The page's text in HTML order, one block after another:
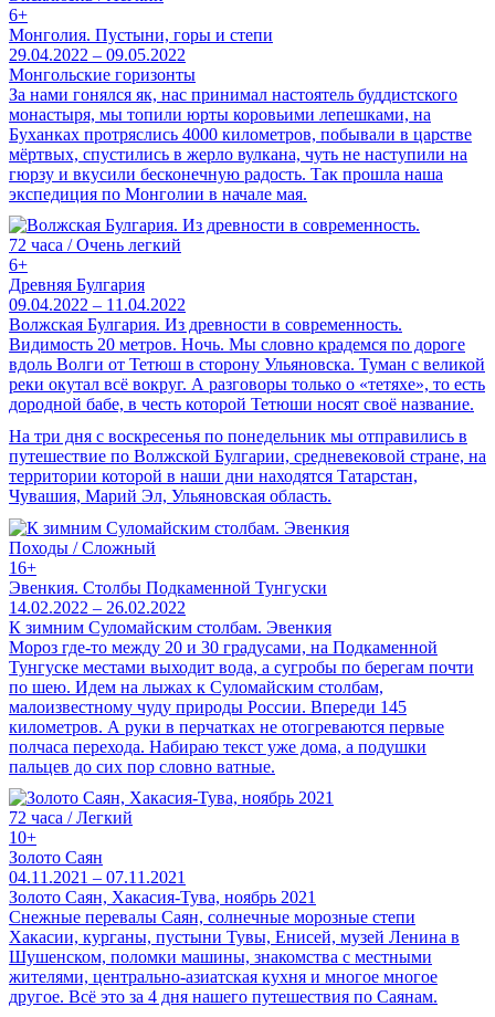
6+
Монголия. Пустыни, горы и степи
29.04.2022 – 09.05.2022
Монгольские горизонты
За нами гонялся як, нас принимал настоятель буддистского
монастыря, мы топили юрты коровьими лепешками, на
Буханках протряслись 4000 километров, побывали в царстве
мёртвых, спустились в жерло вулкана, чуть не наступили на
гюрзу и вкусили бесконечную радость. Так прошла наша
экспедиция по Монголии в начале мая.
72 часа / Очень легкий
6+
Древняя Булгария
09.04.2022 – 11.04.2022
Волжская Булгария. Из древности в современность.
Видимость 20 метров. Ночь. Мы словно крадемся по дороге
вдоль Волги от Тетюш в сторону Ульяновска. Туман с великой
реки окутал всё вокруг. А разговоры только о «тетяхе», то есть
дородной бабе, в честь которой Тетюши носят своё название.
На три дня с воскресенья по понедельник мы отправились в
путешествие по Волжской Булгарии, средневековой стране, на
территории которой в наши дни находятся Татарстан,
Чувашия, Марий Эл, Ульяновская область.
Походы / Сложный
16+
Эвенкия. Столбы Подкаменной Тунгуски
14.02.2022 – 26.02.2022
К зимним Суломайским столбам. Эвенкия
Мороз где-то между 20 и 30 градусами, на Подкаменной
Тунгуске местами выходит вода, а сугробы по берегам почти
по шею. Идем на лыжах к Суломайским столбам,
малоизвестному чуду природы России. Впереди 145
километров. А руки в перчатках не отогреваются первые
полчаса перехода. Набираю текст уже дома, а подушки
пальцев до сих пор словно ватные.
72 часа / Легкий
10+
Золото Саян
04.11.2021 – 07.11.2021
Золото Саян, Хакасия-Тува, ноябрь 2021
Снежные перевалы Саян, солнечные морозные степи
Хакасии, курганы, пустыни Тувы, Енисей, музей Ленина в
Шушенском, поломки машины, знакомства с местными
жителями, центрально-азиатская кухня и многое многое
другое. Всё это за 4 дня нашего путешествия по Саянам.